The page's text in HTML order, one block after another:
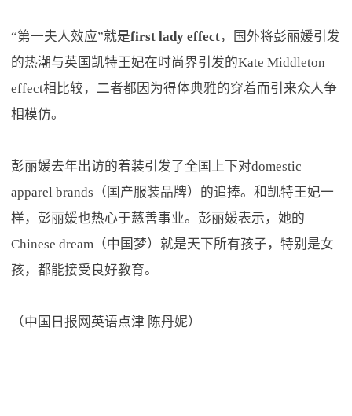
“第一夫人效应”就是first lady effect，国外将彭丽媛引发
的热潮与英国凯特王妃在时尚界引发的Kate Middleton
effect相比较，二者都因为得体典雅的穿着而引来众人争
相模仿。
彭丽媛去年出访的着装引发了全国上下对domestic
apparel brands（国产服装品牌）的追捧。和凯特王妃一
样，彭丽媛也热心于慈善事业。彭丽媛表示，她的
Chinese dream（中国梦）就是天下所有孩子，特别是女
孩，都能接受良好教育。
（中国日报网英语点津 陈丹妮）